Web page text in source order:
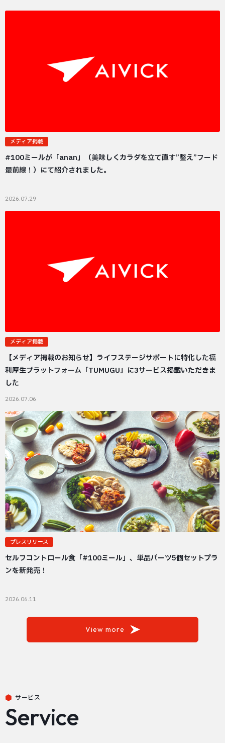
メディア掲載
#100ミールが「anan」（美味しくカラダを立て直す”整え”フード
最前線！）にて紹介されました。
2026.07.29
メディア掲載
【メディア掲載のお知らせ】ライフステージサポートに特化した福
利厚生プラットフォーム「TUMUGU」に3サービス掲載いただきま
した
2026.07.06
プレスリリース
セルフコントロール食「#100ミール」、単品パーツ5個セットプラ
ンを新発売！
2026.06.11
View more
サービス
Service